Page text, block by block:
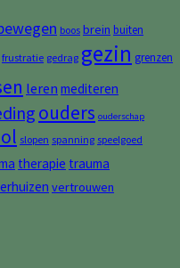
boos brein buiten
frustratie gedrag gezin grenzen
leren mediteren
ouders ouderschap
slopen spanning speelgoed
therapie trauma
vertrouwen